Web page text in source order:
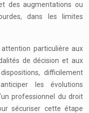
des augmentations ou
dans les limites
particulière aux
de décision et aux
difficilement
les évolutions
professionnel du droit
sécuriser cette étape